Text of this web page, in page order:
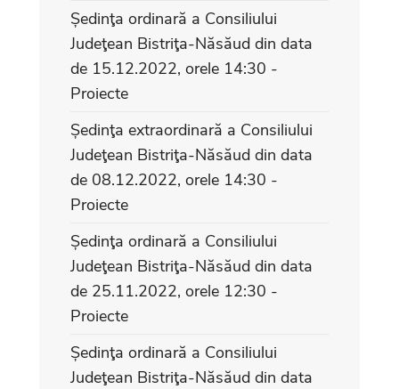
Ședinţa ordinară a Consiliului
Judeţean Bistriţa-Năsăud din data
de 15.12.2022, orele 14:30 -
Proiecte
Ședinţa extraordinară a Consiliului
Judeţean Bistriţa-Năsăud din data
de 08.12.2022, orele 14:30 -
Proiecte
Ședinţa ordinară a Consiliului
Judeţean Bistriţa-Năsăud din data
de 25.11.2022, orele 12:30 -
Proiecte
Ședinţa ordinară a Consiliului
Judeţean Bistriţa-Năsăud din data